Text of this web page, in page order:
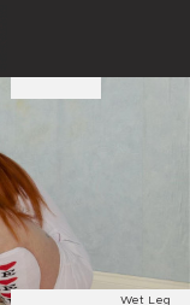
Wet Leg